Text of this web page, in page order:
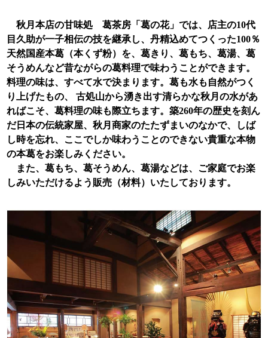
秋月本店の甘味処 葛茶房「葛の花」では、店主の10代
目久助が一子相伝の技を継承し、丹精込めてつくった100％
天然国産本葛（本くず粉）を、葛きり、葛もち、葛湯、葛
そうめんなど昔ながらの葛料理で味わうことができます。
料理の味は、すべて水で決まります。葛も水も自然がつく
り上げたもの、 古処山から湧き出す清らかな秋月の水があ
ればこそ、葛料理の味も際立ちます。築260年の歴史を刻ん
だ日本の伝統家屋、秋月商家のたたずまいのなかで、しば
し時を忘れ、ここでしか味わうことのできない貴重な本物
の本葛をお楽しみください。
また、葛もち、葛そうめん、葛湯などは、ご家庭でお楽
しみいただけるよう販売（材料）いたしております。